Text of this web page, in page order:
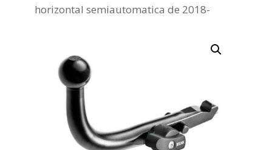
horizontal semiautomatica de 2018-